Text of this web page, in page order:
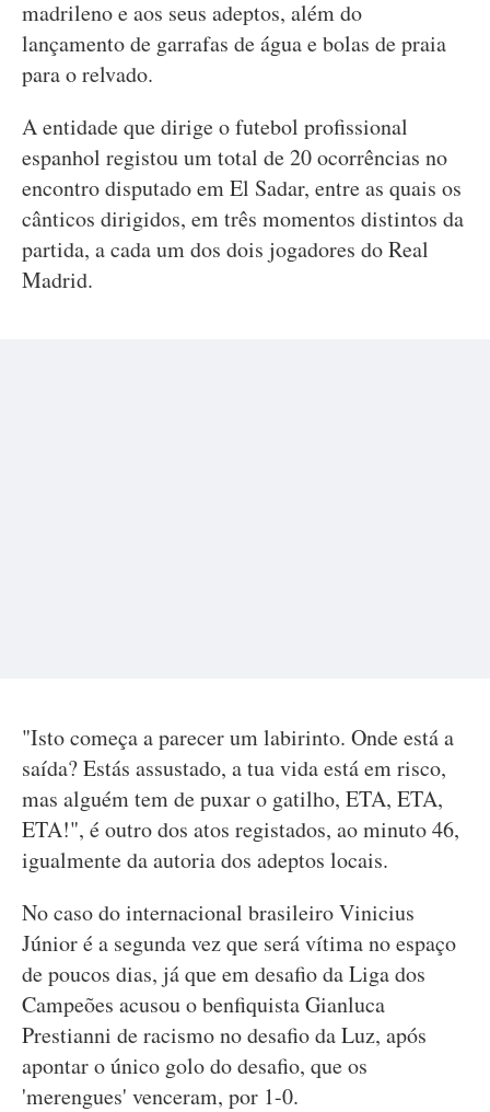
madrileno e aos seus adeptos, além do
lançamento de garrafas de água e bolas de praia
para o relvado.
A entidade que dirige o futebol profissional
espanhol registou um total de 20 ocorrências no
encontro disputado em El Sadar, entre as quais os
cânticos dirigidos, em três momentos distintos da
partida, a cada um dos dois jogadores do Real
Madrid.
"Isto começa a parecer um labirinto. Onde está a
saída? Estás assustado, a tua vida está em risco,
mas alguém tem de puxar o gatilho, ETA, ETA,
ETA!", é outro dos atos registados, ao minuto 46,
igualmente da autoria dos adeptos locais.
No caso do internacional brasileiro Vinicius
Júnior é a segunda vez que será vítima no espaço
de poucos dias, já que em desafio da Liga dos
Campeões acusou o benfiquista Gianluca
Prestianni de racismo no desafio da Luz, após
apontar o único golo do desafio, que os
'merengues' venceram, por 1-0.